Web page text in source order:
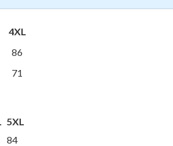
4XL
86
71
5XL
84